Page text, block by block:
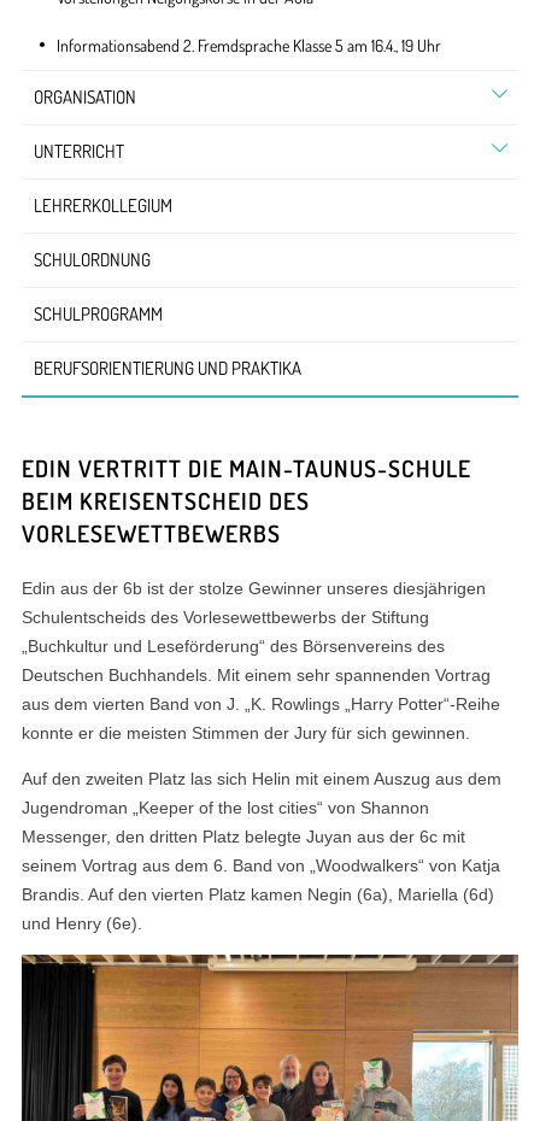
Informationsabend 2. Fremdsprache Klasse 5 am 16.4., 19 Uhr
ORGANISATION
UNTERRICHT
LEHRERKOLLEGIUM
SCHULORDNUNG
SCHULPROGRAMM
BERUFSORIENTIERUNG UND PRAKTIKA
EDIN VERTRITT DIE MAIN-TAUNUS-SCHULE
BEIM KREISENTSCHEID DES
VORLESEWETTBEWERBS
Edin aus der 6b ist der stolze Gewinner unseres diesjährigen
Schulentscheids des Vorlesewettbewerbs der Stiftung
„Buchkultur und Leseförderung“ des Börsenvereins des
Deutschen Buchhandels. Mit einem sehr spannenden Vortrag
aus dem vierten Band von J. „K. Rowlings „Harry Potter“-Reihe
konnte er die meisten Stimmen der Jury für sich gewinnen.
Auf den zweiten Platz las sich Helin mit einem Auszug aus dem
Jugendroman „Keeper of the lost cities“ von Shannon
Messenger, den dritten Platz belegte Juyan aus der 6c mit
seinem Vortrag aus dem 6. Band von „Woodwalkers“ von Katja
Brandis. Auf den vierten Platz kamen Negin (6a), Mariella (6d)
und Henry (6e).